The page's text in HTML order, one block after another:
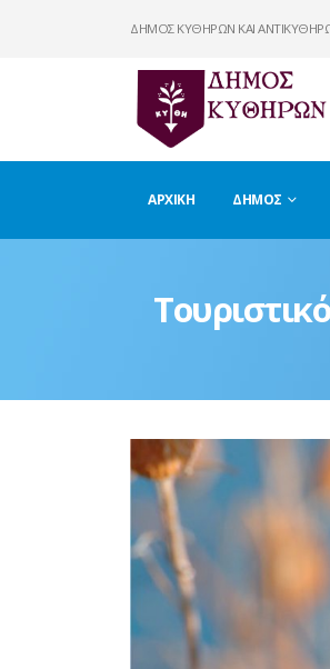
ΔΗΜΟΣ ΚΥΘΗΡΩΝ ΚΑΙ
ΑΡΧΙΚΉ ΔΉΜΟΣ